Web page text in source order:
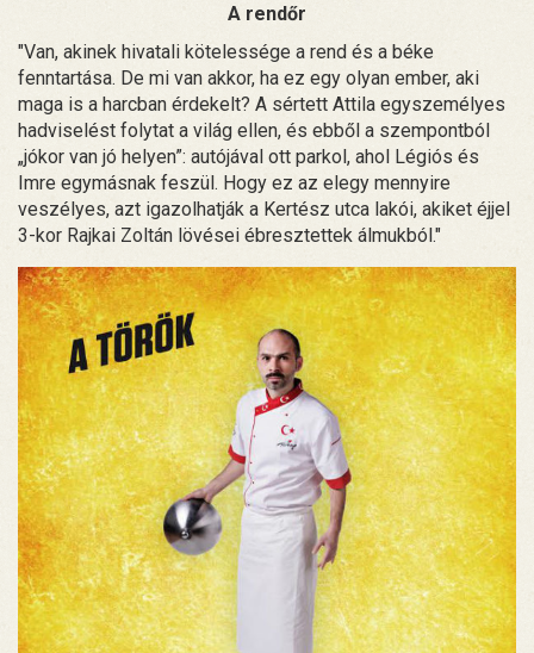
A rendőr
"Van, akinek hivatali kötelessége a rend és a béke
fenntartása. De mi van akkor, ha ez egy olyan ember, aki
maga is a harcban érdekelt? A sértett Attila egyszemélyes
hadviselést folytat a világ ellen, és ebből a szempontból
„jókor van jó helyen”: autójával ott parkol, ahol Légiós és
Imre egymásnak feszül. Hogy ez az elegy mennyire
veszélyes, azt igazolhatják a Kertész utca lakói, akiket éjjel
3-kor Rajkai Zoltán lövései ébresztettek álmukból."